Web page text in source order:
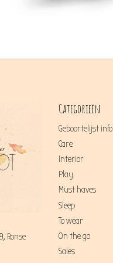
Ronse
Categorieën
Geboortelijst info
Care
Interior
Play
Must haves
Sleep
To wear
On the go
Sales